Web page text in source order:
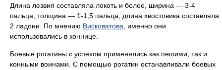
Длина лезвия составляла локоть и более, ширина — 3-4
пальца, толщина — 1-1,5 пальца, длина хвостовика составляла
2 ладони. По мнению Висковатова , именно они
использовались в коннице.
Боевые рогатины с успехом применялись как пешими, так и
конными воинами. С помощью рогатин останавливали боевых